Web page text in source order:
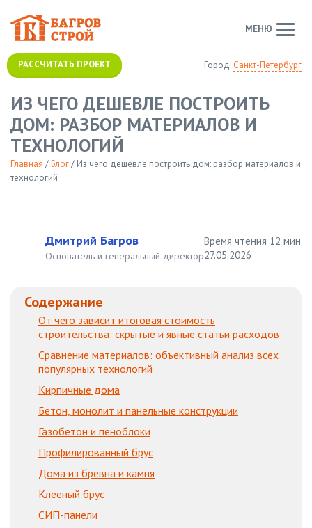
Город: Санкт-Петербург
РАССЧИТАТЬ ПРОЕКТ
МЕНЮ
ИЗ ЧЕГО ДЕШЕВЛЕ ПОСТРОИТЬ
ДОМ: РАЗБОР МАТЕРИАЛОВ И
ТЕХНОЛОГИЙ
Главная /Блог/ Из чего дешевле построить дом: разбор материалов и
технологий
Дмитрий Багров
Основатель и генеральный директор
Время чтения 12 мин
27.05.2026
Содержание
От чего зависит итоговая стоимость
строительства: скрытые и явные статьи расходов
Сравнение материалов: объективный анализ всех
популярных технологий
Кирпичные дома
Бетон, монолит и панельные конструкции
Газобетон и пеноблоки
Профилированный брус
Дома из бревна и камня
Клееный брус
СИП-панели